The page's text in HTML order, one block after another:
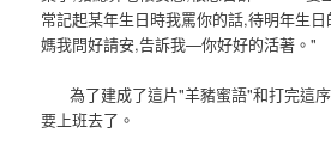
常記起某年生日時我罵你的話,待明年生
媽我問好請安,告訴我—你好好的活著。"
為了建成了這片"羊豬蜜語"和打完這
要上班去了。